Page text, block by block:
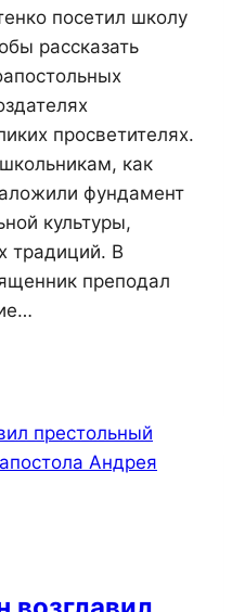
посетил школу
рассказать
просветителях.
как
фундамент
культуры,
традиций. В
преподал